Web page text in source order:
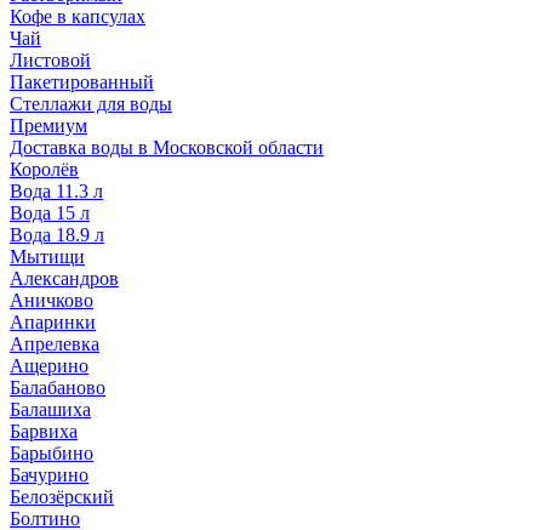
Кофе в капсулах
Чай
Листовой
Пакетированный
Стеллажи для воды
Премиум
Доставка воды в Московской области
Королёв
Вода 11.3 л
Вода 15 л
Вода 18.9 л
Мытищи
Александров
Аничково
Апаринки
Апрелевка
Ащерино
Балабаново
Балашиха
Барвиха
Барыбино
Бачурино
Белозёрский
Болтино